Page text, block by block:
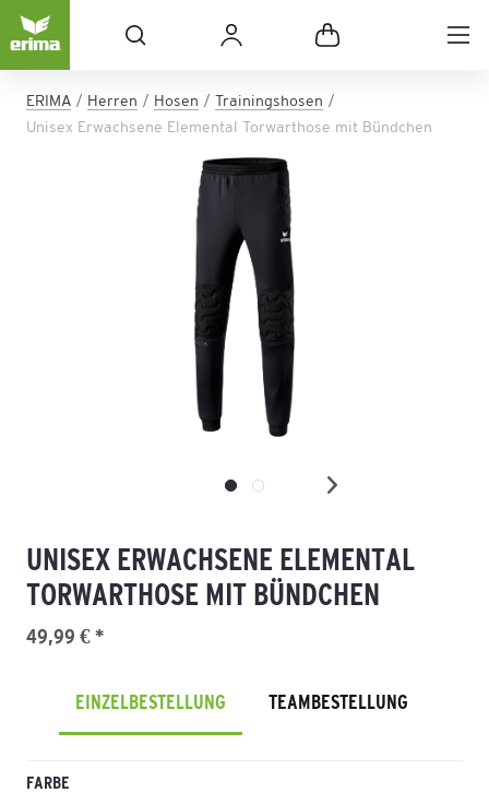
ERIMA Herren Hosen
Trainingshosen
Unisex Erwachsene Elemental Torwarthose mit Bündchen
UNISEX ERWACHSENE ELEMENTAL
TORWARTHOSE MIT BÜNDCHEN
49,99 € *
EINZELBESTELLUNG TEAMBESTELLUNG
FARBE